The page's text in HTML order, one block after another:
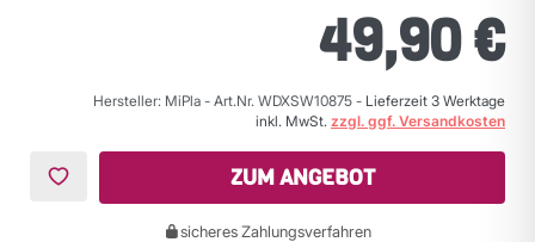
49,90 €
Hersteller: MiPla - Art.Nr. WDXSW10875 - Lieferzeit 3 Werktage
inkl. MwSt. zzgl. ggf. Versandkosten
ZUM ANGEBOT
sicheres Zahlungsverfahren